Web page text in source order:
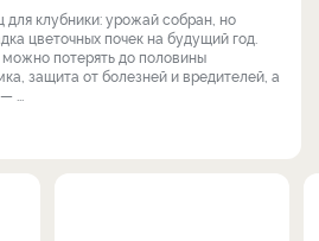
клубники: урожай собран, но
цветочных почек на будущий год.
потерять до половины
защита от болезней и вредителей, а